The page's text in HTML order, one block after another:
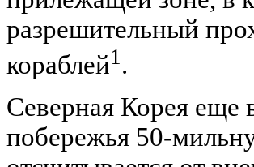
разрешительный
кораблей1 .
Северная Корея еще
побережья 50-